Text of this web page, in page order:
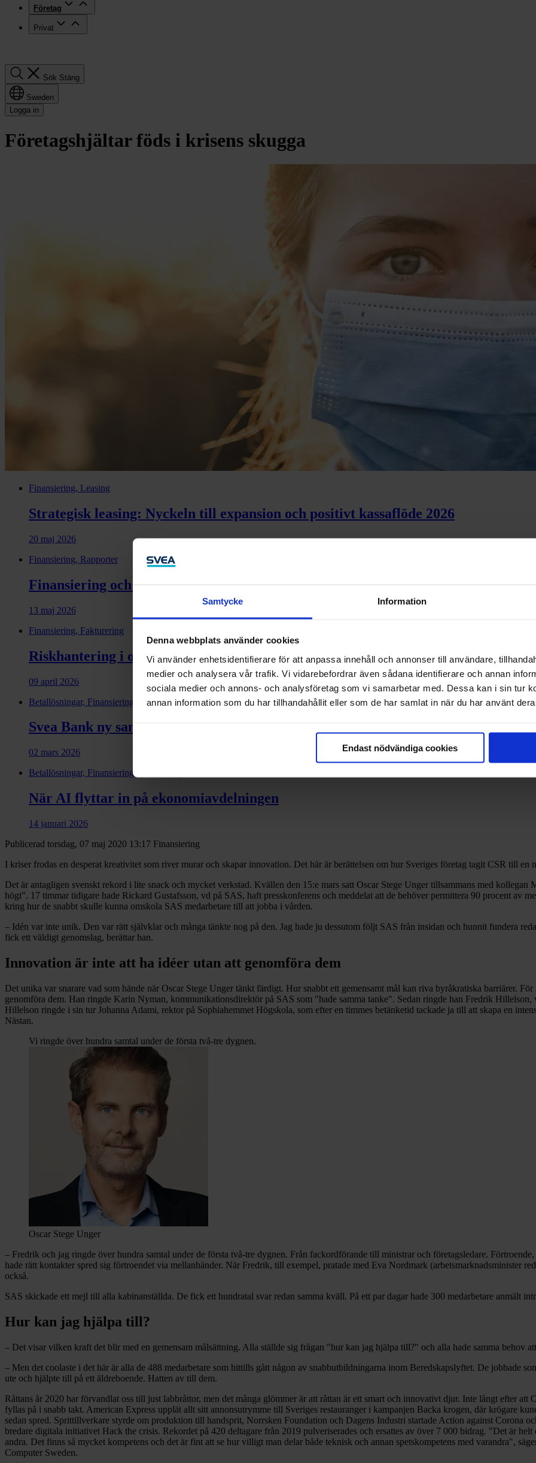
Samtycke Information
Denna webbplats använder cookies
Vi använder enhetsidentifierare för att anpassa innehåll och annonser till användare,
medier och analysera vår trafik. Vi vidarebefordrar även sådana identifierare och annan
sociala medier och annons- och analysföretag som vi samarbetar med. Dessa kan i sin tur
annan information som du har tillhandahållit eller som de har samlat in när du har använt
Endast nödvändiga cookies
Företag
Privat
Sök Stäng
Sweden
Logga in
Företagshjältar föds i krisens skugga
Finansiering, Leasing
Strategisk leasing: Nyckeln till expansion och positivt kassaflöde 2026
20 maj 2026
Finansiering, Rapporter
Finansiering och kompetens avgör industrins tillväxt 2026
13 maj 2026
Finansiering, Fakturering
Riskhantering i osäkra tider
09 april 2026
Betallösningar, Finansiering
Svea Bank ny samarbets­partner till Di Gasell
02 mars 2026
Betallösningar, Finansiering, Fakturering
När AI flyttar in på ekonomiavdelningen
14 januari 2026
Publicerad torsdag, 07 maj 2020 13:17 Finansiering
I kriser frodas en desperat kreativitet som river murar och skapar innovation. Det här är berättelsen om hur Sveriges företag tagit CSR till en
Det är antagligen svenskt rekord i lite snack och mycket verkstad. Kvällen den 15:e mars satt Oscar Stege Unger tillsammans med
högt". 17 timmar tidigare hade Rickard Gustafsson, vd på SAS, haft presskonferens och meddelat att de behöver permittera 90 procent av
kring hur de snabbt skulle kunna omskola SAS medarbetare till att jobba i vården.
– Idén var inte unik. Den var rätt självklar och många tänkte nog på den. Jag hade ju dessutom följt SAS från insidan och hunnit fundera
fick ett väldigt genomslag, berättar han.
Innovation är inte att ha idéer utan att genomföra dem
Det unika var snarare vad som hände när Oscar Stege Unger tänkt färdigt. Hur snabbt ett gemensamt mål kan riva byråkratiska barriärer.
genomföra dem. Han ringde Karin Nyman, kommunikationsdirektör på SAS som "hade samma tanke". Sedan ringde han Fredrik
Hillelson ringde i sin tur Johanna Adami, rektor på Sophiahemmet Högskola, som efter en timmes betänketid tackade ja till att skapa en
Nästan.
Vi ringde över hundra samtal under de första två-tre dygnen.
Oscar Stege Unger
– Fredrik och jag ringde över hundra samtal under de första två-tre dygnen. Från fackordförande till ministrar och företagsledare.
hade rätt kontakter spred sig förtroendet via mellanhänder. När Fredrik, till exempel, pratade med Eva Nordmark (arbetsmarknadsminister
också.
SAS skickade ett mejl till alla kabinanställda. De fick ett hundratal svar redan samma kväll. På ett par dagar hade 300 medarbetare anmält
Hur kan jag hjälpa till?
– Det visar vilken kraft det blir med en gemensam målsättning. Alla ställde sig frågan "hur kan jag hjälpa till?" och alla hade samma behov
– Men det coolaste i det här är alla de 488 medarbetare som hittills gått någon av snabbutbildningarna inom Beredskapslyftet. De jobbade
ute och hjälpte till på ett äldreboende. Hatten av till dem.
Råttans år 2020 har förvandlat oss till just labbråttor, men det många glömmer är att råttan är ett smart och innovativt djur. Inte långt efter att
fyllas på i snabb takt. American Express upplät allt sitt annonsutrymme till Sveriges restauranger i kampanjen Backa krogen, där krögare
sedan spred. Sprittillverkare styrde om produktion till handsprit, Norrsken Foundation och Dagens Industri startade Action against Corona
bredare digitala initiativet Hack the crisis. Rekordet på 420 deltagare från 2019 pulveriserades och ersattes av över 7 000 bidrag. "Det är
andra. Det finns så mycket kompetens och det är fint att se hur villigt man delar både teknisk och annan spetskompetens med varandra",
Computer Sweden.